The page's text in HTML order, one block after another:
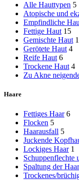
Alle Hauttypen 5
Atopische und
Empfindliche
Fettige Haut 15
Gemischte Haut 1
Gerötete Haut 4
Reife Haut 6
Trockene Haut 4
Zu Akne
Haare
Fettiges Haar 6
Flocken 5
Haarausfall 5
Juckende
Lockiges Haar 1
Schuppenflechte
Spaltung der
Trockenes/